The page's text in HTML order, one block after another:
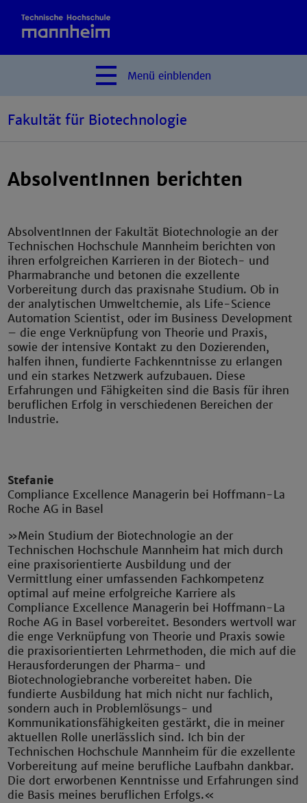
Menü einblenden
Fakultät für Biotechnologie
AbsolventInnen berichten
AbsolventInnen der Fakultät Biotechnologie an der
Technischen Hochschule Mannheim berichten von
ihren erfolgreichen Karrieren in der Biotech- und
Pharmabranche und betonen die exzellente
Vorbereitung durch das praxisnahe Studium. Ob in
der analytischen Umweltchemie, als Life-Science
Automation Scientist, oder im Business Development
– die enge Verknüpfung von Theorie und Praxis,
sowie der intensive Kontakt zu den Dozierenden,
halfen ihnen, fundierte Fachkenntnisse zu erlangen
und ein starkes Netzwerk aufzubauen. Diese
Erfahrungen und Fähigkeiten sind die Basis für ihren
beruflichen Erfolg in verschiedenen Bereichen der
Industrie.
Stefanie
Compliance Excellence Managerin bei Hoffmann-La
Roche AG in Basel
»Mein Studium der Biotechnologie an der
Technischen Hochschule Mannheim hat mich durch
eine praxisorientierte Ausbildung und der
Vermittlung einer umfassenden Fachkompetenz
optimal auf meine erfolgreiche Karriere als
Compliance Excellence Managerin bei Hoffmann-La
Roche AG in Basel vorbereitet. Besonders wertvoll war
die enge Verknüpfung von Theorie und Praxis sowie
die praxisorientierten Lehrmethoden, die mich auf die
Herausforderungen der Pharma- und
Biotechnologiebranche vorbereitet haben. Die
fundierte Ausbildung hat mich nicht nur fachlich,
sondern auch in Problemlösungs- und
Kommunikationsfähigkeiten gestärkt, die in meiner
aktuellen Rolle unerlässlich sind. Ich bin der
Technischen Hochschule Mannheim für die exzellente
Vorbereitung auf meine berufliche Laufbahn dankbar.
Die dort erworbenen Kenntnisse und Erfahrungen sind
die Basis meines beruflichen Erfolgs.«